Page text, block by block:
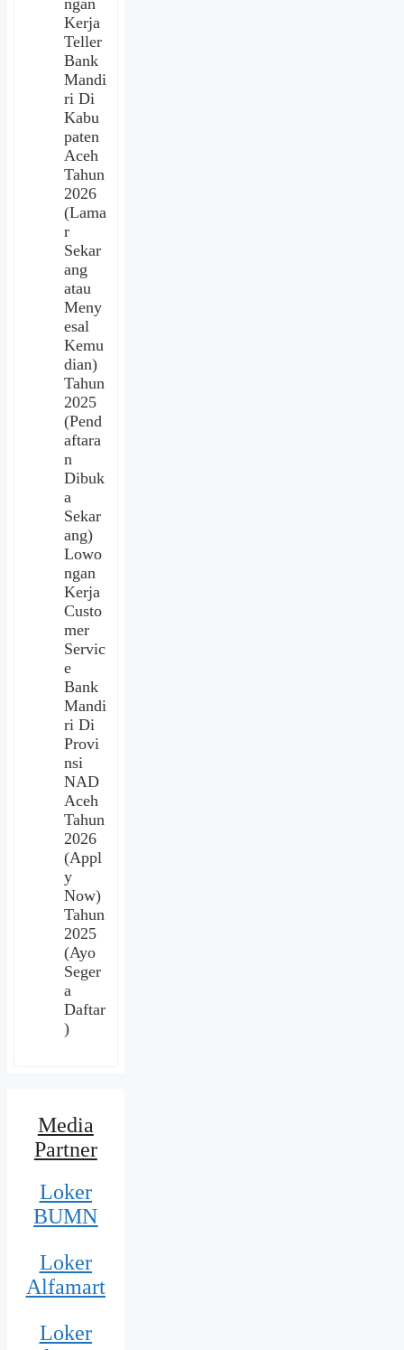
ngan
Kerja
Teller
Bank
Mandi
ri Di
Kabu
paten
Aceh
Tahun
2026
(Lama
r
Sekar
ang
atau
Meny
esal
Kemu
dian)
Tahun
2025
(Pend
aftara
n
Dibuk
a
Sekar
ang)
Lowo
ngan
Kerja
Custo
mer
Servic
e
Bank
Mandi
ri Di
Provi
nsi
NAD
Aceh
Tahun
2026
(Appl
y
Now)
Tahun
2025
(Ayo
Seger
a
Daftar
)
Media
Partner
Loker
BUMN
Loker
Alfamart
Loker